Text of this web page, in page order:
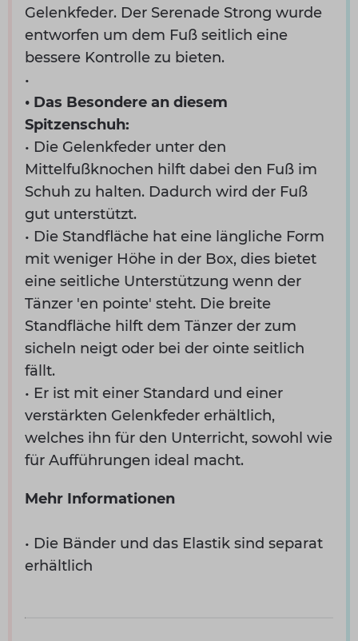
Gelenkfeder. Der Serenade Strong wurde
entworfen um dem Fuß seitlich eine
bessere Kontrolle zu bieten.
•
• Das Besondere an diesem
Spitzenschuh:
• Die Gelenkfeder unter den
Mittelfußknochen hilft dabei den Fuß im
Schuh zu halten. Dadurch wird der Fuß
gut unterstützt.
• Die Standfläche hat eine längliche Form
mit weniger Höhe in der Box, dies bietet
eine seitliche Unterstützung wenn der
Tänzer 'en pointe' steht. Die breite
Standfläche hilft dem Tänzer der zum
sicheln neigt oder bei der ointe seitlich
fällt.
• Er ist mit einer Standard und einer
verstärkten Gelenkfeder erhältlich,
welches ihn für den Unterricht, sowohl wie
für Aufführungen ideal macht.
Mehr Informationen
• Die Bänder und das Elastik sind separat
erhältlich